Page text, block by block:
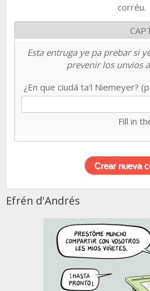
corréu.
Esta entruga ye pa prebar si
prevenir los unvios
¿En que ciudá ta'l Niemeyer?
Fill in
Efrén d'Andrés